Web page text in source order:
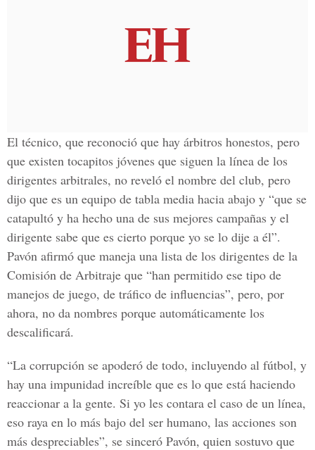
El técnico, que reconoció que hay árbitros honestos, pero
que existen tocapitos jóvenes que siguen la línea de los
dirigentes arbitrales, no reveló el nombre del club, pero
dijo que es un equipo de tabla media hacia abajo y “que se
catapultó y ha hecho una de sus mejores campañas y el
dirigente sabe que es cierto porque yo se lo dije a él”.
Pavón afirmó que maneja una lista de los dirigentes de la
Comisión de Arbitraje que “han permitido ese tipo de
manejos de juego, de tráfico de influencias”, pero, por
ahora, no da nombres porque automáticamente los
descalificará.
“La corrupción se apoderó de todo, incluyendo al fútbol, y
hay una impunidad increíble que es lo que está haciendo
reaccionar a la gente. Si yo les contara el caso de un línea,
eso raya en lo más bajo del ser humano, las acciones son
más despreciables”, se sinceró Pavón, quien sostuvo que